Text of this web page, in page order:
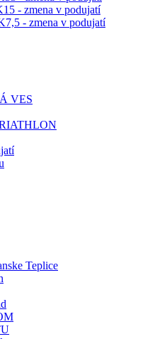
- zmena v podujatí
- zmena v podujatí
VES
Teplice